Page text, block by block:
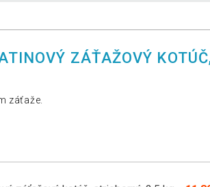
ZÁŤAŽOVÝ
záťaže.